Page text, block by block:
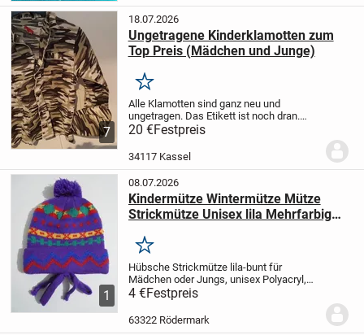
7
18.07.2026
Ungetragene Kinderklamotten zum
Top Preis (Mädchen und Junge)
Merken
Alle Klamotten sind ganz neu und
ungetragen. Das Etikett ist noch dran.
Keine Gebrauchsspuren.
104/110. Bei Fragen können Sie gerne
schreiben!
20 €Festpreis
34117 Kassel
1
08.07.2026
Kindermütze Wintermütze Mütze
Strickmütze Unisex lila Mehrfarbig
Merken
Hübsche Strickmütze lila-bunt für
Mädchen oder Jungs, unisex Polyacryl,
NeuVersand 3,00
Rücknahme
4 €Festpreis
63322 Rödermark